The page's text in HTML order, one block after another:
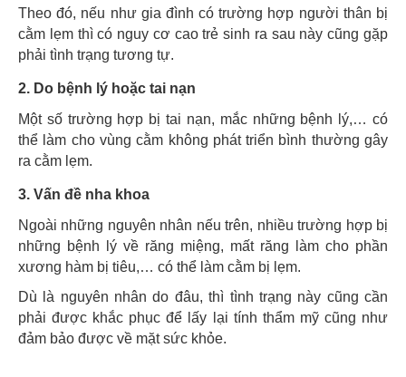
Theo đó, nếu như gia đình có trường hợp người thân bị
cằm lẹm thì có nguy cơ cao trẻ sinh ra sau này cũng gặp
phải tình trạng tương tự.
2. Do bệnh lý hoặc tai nạn
Một số trường hợp bị tai nạn, mắc những bệnh lý,… có
thể làm cho vùng cằm không phát triển bình thường gây
ra cằm lẹm.
3. Vấn đề nha khoa
Ngoài những nguyên nhân nếu trên, nhiều trường hợp bị
những bệnh lý về răng miệng, mất răng làm cho phần
xương hàm bị tiêu,… có thể làm cằm bị lẹm.
Dù là nguyên nhân do đâu, thì tình trạng này cũng cần
phải được khắc phục để lấy lại tính thẩm mỹ cũng như
đảm bảo được về mặt sức khỏe.